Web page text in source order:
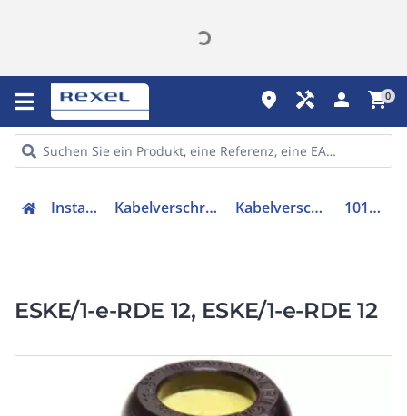
place handyman person shopping_cart0
Installation Kabelverschraubungen Kabelverschraubung 10103396
ESKE/1-e-RDE 12, ESKE/1-e-RDE 12